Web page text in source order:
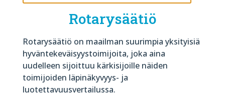
Rotarysäätiö
Rotarysäätiö on maailman suurimpia yksityisiä
hyväntekeväisyystoimijoita, joka aina
uudelleen sijoittuu kärkisijoille näiden
toimijoiden läpinäkyvyys- ja
luotettavuusvertailussa.